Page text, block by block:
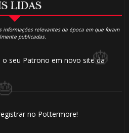
LIDAS
informações relevantes da época em que foram
publicadas.
o seu Patrono em novo site da
no Pottermore!